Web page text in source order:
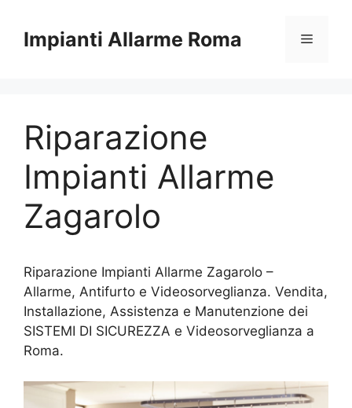
contenuto
Impianti Allarme Roma Menu
Riparazione
Impianti Allarme
Zagarolo
Riparazione Impianti Allarme Zagarolo –
Allarme, Antifurto e Videosorveglianza. Vendita,
Installazione, Assistenza e Manutenzione dei
SISTEMI DI SICUREZZA e Videosorveglianza a
Roma.